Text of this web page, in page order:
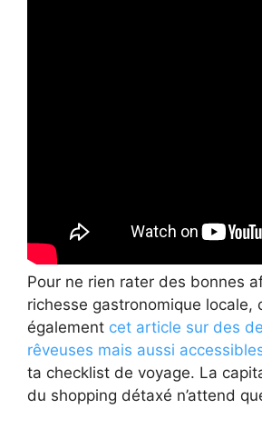
Pour ne rien rater des bonnes
richesse gastronomique locale,
également cet article sur des
rêveuses mais aussi
ta checklist de voyage. La
du shopping détaxé n’attend